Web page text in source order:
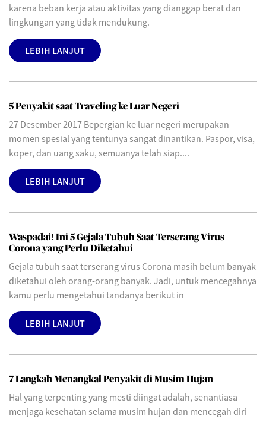
karena beban kerja atau aktivitas yang dianggap berat dan
lingkungan yang tidak mendukung.
LEBIH LANJUT
5 Penyakit saat Traveling ke Luar Negeri
27 Desember 2017 Bepergian ke luar negeri merupakan
momen spesial yang tentunya sangat dinantikan. Paspor, visa,
koper, dan uang saku, semuanya telah siap....
LEBIH LANJUT
Waspadai! Ini 5 Gejala Tubuh Saat Terserang Virus
Corona yang Perlu Diketahui
Gejala tubuh saat terserang virus Corona masih belum banyak
diketahui oleh orang-orang banyak. Jadi, untuk mencegahnya
kamu perlu mengetahui tandanya berikut in
LEBIH LANJUT
7 Langkah Menangkal Penyakit di Musim Hujan
Hal yang terpenting yang mesti diingat adalah, senantiasa
menjaga kesehatan selama musim hujan dan mencegah diri